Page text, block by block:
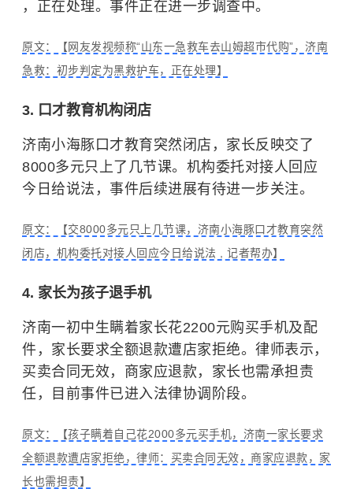
，正在处理。事件正在进一步调查中。
原文：【网友发视频称“山东一急救车去山姆超市代购”，济南
急救：初步判定为黑救护车，正在处理】
3. 口才教育机构闭店
济南小海豚口才教育突然闭店，家长反映交了
8000多元只上了几节课。机构委托对接人回应
今日给说法，事件后续进展有待进一步关注。
原文：【交8000多元只上几节课，济南小海豚口才教育突然
闭店，机构委托对接人回应今日给说法 , 记者帮办】
4. 家长为孩子退手机
济南一初中生瞒着家长花2200元购买手机及配
件，家长要求全额退款遭店家拒绝。律师表示，
买卖合同无效，商家应退款，家长也需承担责
任，目前事件已进入法律协调阶段。
原文：【孩子瞒着自己花2000多元买手机，济南一家长要求
全额退款遭店家拒绝，律师：买卖合同无效，商家应退款，家
长也需担责】